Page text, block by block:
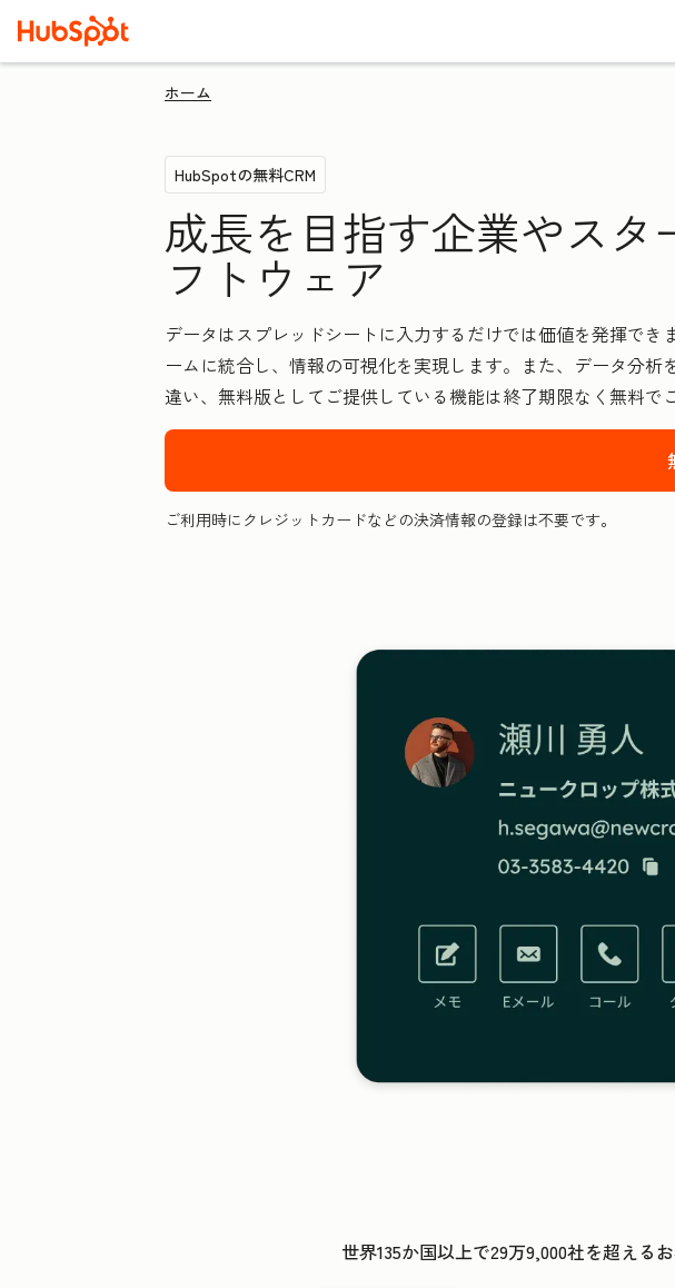
ホーム
HubSpotの無料CRM
成長を目指す企業やスタ
フトウェア
データはスプレッドシートに入力するだけでは価値を発揮で
ームに統合し、情報の可視化を実現します。また、データ分
違い、無料版としてご提供している機能は終了期限なく無料で
ご利用時にクレジットカードなどの決済情報の登録は不要です。
世界135か国以上で29万9,000社を超える